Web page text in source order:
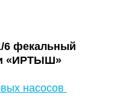
6 фекальный
«ИРТЫШ»
насосов